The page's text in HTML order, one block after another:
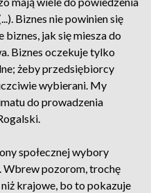
Biznes nie powinien się
jak się miesza do
Biznes oczekuje tylko
żeby przedsiębiorcy
wybierani. My
do prowadzenia
społecznej wybory
Wbrew pozorom, trochę
krajowe, bo to pokazuje